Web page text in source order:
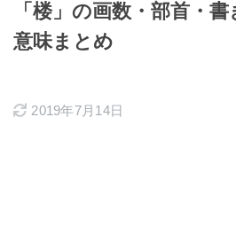
「楼」の画数・部首・
意味まとめ
2019年7月14日